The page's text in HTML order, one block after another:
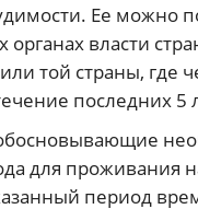
Ее можно
власти
той страны, где
последних 5
для проживания
период